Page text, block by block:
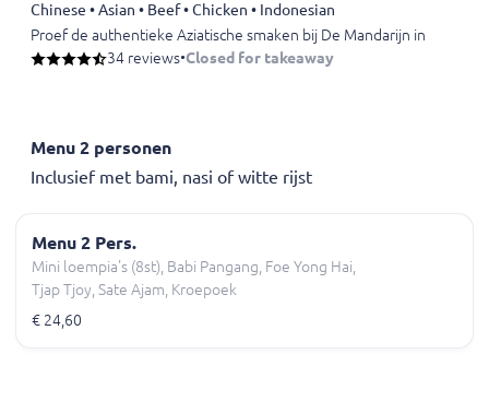
Chinese • Asian • Beef • Chicken • Indonesian
Proef de authentieke Aziatische smaken bij De Mandarijn in
34 reviews•Closed for takeaway
Menu 2 personen
Inclusief met bami, nasi of witte rijst
Menu 2 Pers.
Mini loempia's (8st), Babi Pangang, Foe Yong Hai,
Tjap Tjoy, Sate Ajam, Kroepoek
€ 24,60